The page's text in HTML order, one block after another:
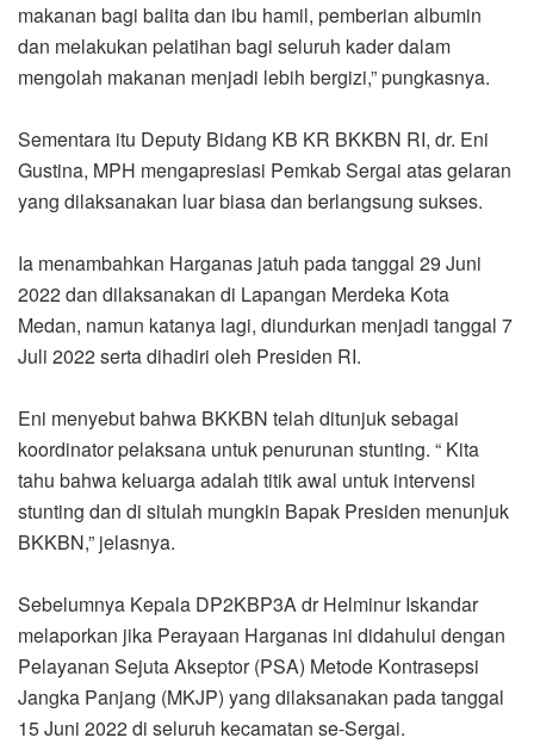
makanan bagi balita dan ibu hamil, pemberian albumin
dan melakukan pelatihan bagi seluruh kader dalam
mengolah makanan menjadi lebih bergizi,” pungkasnya.
Sementara itu Deputy Bidang KB KR BKKBN RI, dr. Eni
Gustina, MPH mengapresiasi Pemkab Sergai atas gelaran
yang dilaksanakan luar biasa dan berlangsung sukses.
Ia menambahkan Harganas jatuh pada tanggal 29 Juni
2022 dan dilaksanakan di Lapangan Merdeka Kota
Medan, namun katanya lagi, diundurkan menjadi tanggal 7
Juli 2022 serta dihadiri oleh Presiden RI.
Eni menyebut bahwa BKKBN telah ditunjuk sebagai
koordinator pelaksana untuk penurunan stunting. “ Kita
tahu bahwa keluarga adalah titik awal untuk intervensi
stunting dan di situlah mungkin Bapak Presiden menunjuk
BKKBN,” jelasnya.
Sebelumnya Kepala DP2KBP3A dr Helminur Iskandar
melaporkan jika Perayaan Harganas ini didahului dengan
Pelayanan Sejuta Akseptor (PSA) Metode Kontrasepsi
Jangka Panjang (MKJP) yang dilaksanakan pada tanggal
15 Juni 2022 di seluruh kecamatan se-Sergai.